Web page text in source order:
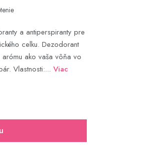
a antiperspiranty pre
celku. Dezodorant
ako vaša vôňa vo
Vlastnosti:... Viac